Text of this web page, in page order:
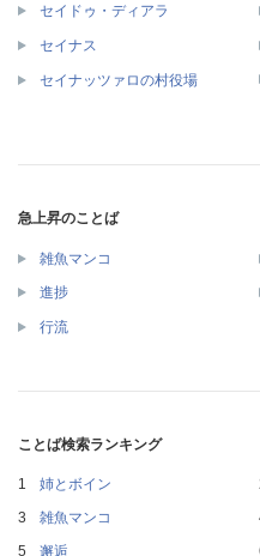
セイドゥ・ディアラ
セイナス
セイナッツァロの村役場
急上昇のことば
雑魚マンコ
進捗
行流
ことば検索ランキング
姉とボイン
雑魚マンコ
邂逅